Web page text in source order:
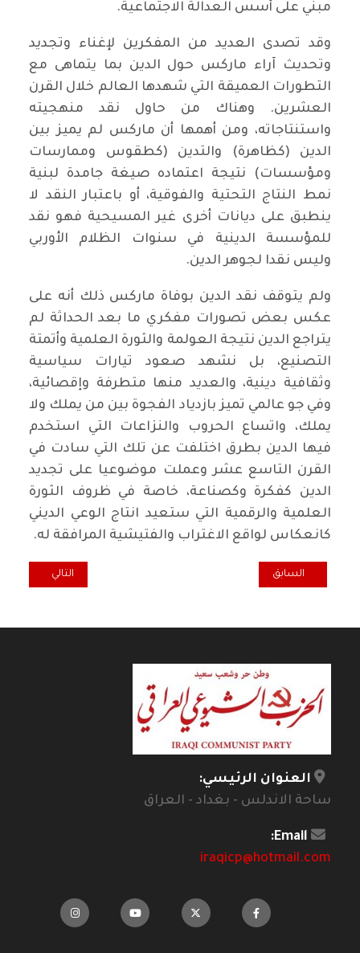
مبني على أسس العدالة الاجتماعية.
وقد تصدى العديد من المفكرين لإغناء وتجديد
وتحديث آراء ماركس حول الدين بما يتماهى مع
التطورات العميقة التي شهدها العالم خلال القرن
العشرين. وهناك من حاول نقد منهجيته
واستنتاجاته، ومن أهمها أن ماركس لم يميز بين
الدين (كظاهرة) والتدين (كطقوس وممارسات
ومؤسسات) نتيجة اعتماده صيغة جامدة لبنية
نمط النتاج التحتية والفوقية، أو باعتبار النقد لا
ينطبق على ديانات أخرى غير المسيحية فهو نقد
للمؤسسة الدينية في سنوات الظلام الأوربي
وليس نقدا لجوهر الدين.
ولم يتوقف نقد الدين بوفاة ماركس ذلك أنه على
عكس بعض تصورات مفكري ما بعد الحداثة لم
يتراجع الدين نتيجة العولمة والثورة العلمية وأتمتة
التصنيع، بل نشهد صعود تيارات سياسية
وثقافية دينية، والعديد منها متطرفة وإقصائية،
وفي جو عالمي تميز بازدياد الفجوة بين من يملك ولا
يملك، واتساع الحروب والنزاعات التي استخدم
فيها الدين بطرق اختلفت عن تلك التي سادت في
القرن التاسع عشر وعملت موضوعيا على تجديد
الدين كفكرة وكصناعة، خاصة في ظروف الثورة
العلمية والرقمية التي ستعيد انتاج الوعي الديني
كانعكاس لواقع الاغتراب والفتيشية المرافقة له.
المقال السابق: {حركة المنصات} وسؤال التنظيم والسياسة
السابق المقال التالي: ما
التالي
العنوان الرئيسي:
ساحة الاندلس - بغداد - العراق
Email:
iraqicp@hotmail.com